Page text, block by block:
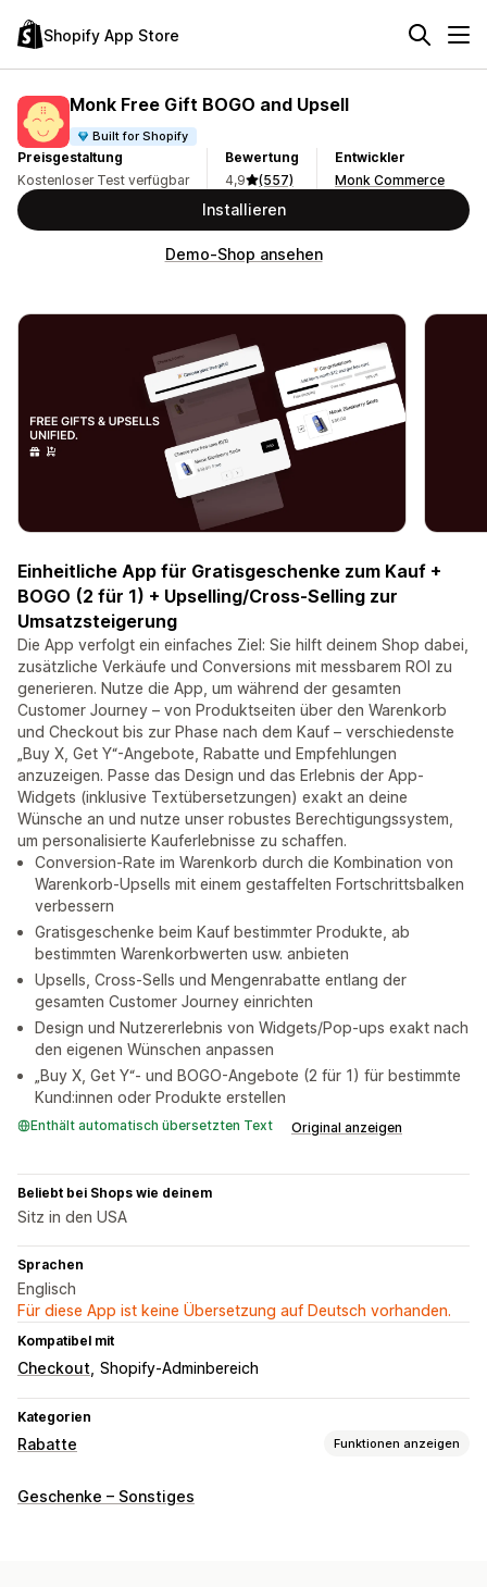
Shopify App Store
Monk Free Gift BOGO and Upsell
Built for Shopify
Preisgestaltung
Kostenloser Test verfügbar
Bewertung
4,9
(557)
Entwickler
Monk Commerce
Installieren
Demo-Shop ansehen
Einheitliche App für Gratisgeschenke zum Kauf +
BOGO (2 für 1) + Upselling/Cross-Selling zur
Umsatzsteigerung
Die App verfolgt ein einfaches Ziel: Sie hilft deinem Shop dabei,
zusätzliche Verkäufe und Conversions mit messbarem ROI zu
generieren. Nutze die App, um während der gesamten
Customer Journey – von Produktseiten über den Warenkorb
und Checkout bis zur Phase nach dem Kauf – verschiedenste
„Buy X, Get Y“-Angebote, Rabatte und Empfehlungen
anzuzeigen. Passe das Design und das Erlebnis der App-
Widgets (inklusive Textübersetzungen) exakt an deine
Wünsche an und nutze unser robustes Berechtigungssystem,
um personalisierte Kauferlebnisse zu schaffen.
Conversion-Rate im Warenkorb durch die Kombination von
Warenkorb-Upsells mit einem gestaffelten Fortschrittsbalken
verbessern
Gratisgeschenke beim Kauf bestimmter Produkte, ab
bestimmten Warenkorbwerten usw. anbieten
Upsells, Cross-Sells und Mengenrabatte entlang der
gesamten Customer Journey einrichten
Design und Nutzererlebnis von Widgets/Pop-ups exakt nach
den eigenen Wünschen anpassen
„Buy X, Get Y“- und BOGO-Angebote (2 für 1) für bestimmte
Kund:innen oder Produkte erstellen
Enthält automatisch übersetzten Text Original anzeigen
Beliebt bei Shops wie deinem
Sitz in den USA
Sprachen
Englisch
Für diese App ist keine Übersetzung auf Deutsch vorhanden.
Kompatibel mit
Checkout Shopify-Adminbereich
Kategorien
Rabatte Funktionen anzeigen
Rabatt-Typen
Geschenke – Sonstiges